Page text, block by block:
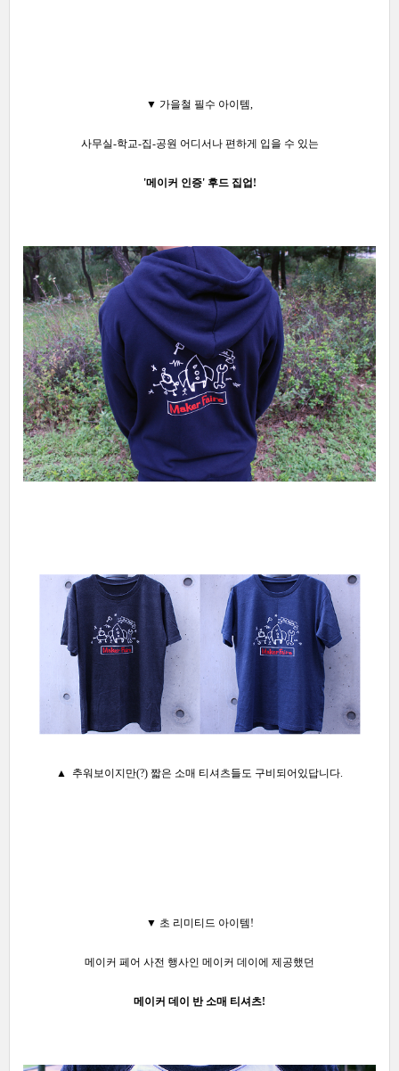
▼ 가을철 필수 아이템,
사무실-학교-집-공원 어디서나 편하게 입을 수 있는
'메이커 인증' 후드 집업!
▲ 추워보이지만(?) 짧은 소매 티셔츠들도 구비되어있답니다.
▼ 초 리미티드 아이템!
메이커 페어 사전 행사인 메이커 데이에 제공했던
메이커 데이 반 소매 티셔츠!